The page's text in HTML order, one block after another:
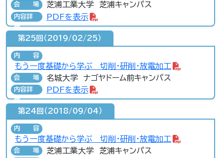
会場 芝浦工業大学 芝浦キャンパス
内容詳
細
PDFを表示
第25回（2019/02/25）
内容
もう一度基礎から学ぶ 切削・研削・放電加工
会場 名城大学 ナゴヤドーム前キャンパス
内容詳
細
PDFを表示
第24回（2018/09/04）
内容
もう一度基礎から学ぶ 切削・研削・放電加工
会場 芝浦工業大学 芝浦キャンパス